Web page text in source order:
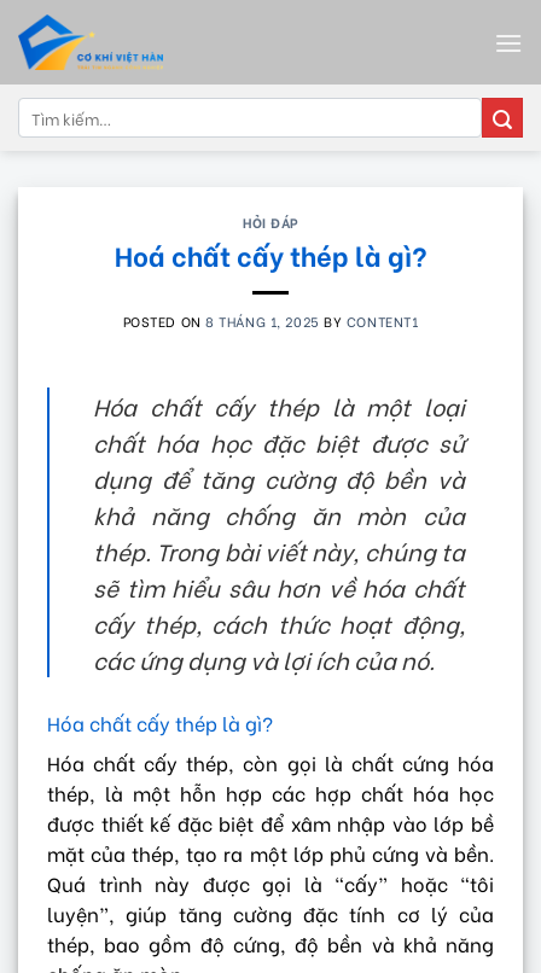
content
Tìm
kiếm:
HỎI ĐÁP
Hoá chất cấy thép là gì?
POSTED ON8 THÁNG 1, 2025 BY CONTENT1
Hóa chất cấy thép là một loại
chất hóa học đặc biệt được sử
dụng để tăng cường độ bền và
khả năng chống ăn mòn của
thép. Trong bài viết này, chúng ta
sẽ tìm hiểu sâu hơn về hóa chất
cấy thép, cách thức hoạt động,
các ứng dụng và lợi ích của nó.
Hóa chất cấy thép là gì?
Hóa chất cấy thép, còn gọi là chất cứng hóa
thép, là một hỗn hợp các hợp chất hóa học
được thiết kế đặc biệt để xâm nhập vào lớp bề
mặt của thép, tạo ra một lớp phủ cứng và bền.
Quá trình này được gọi là “cấy” hoặc “tôi
luyện”, giúp tăng cường đặc tính cơ lý của
thép, bao gồm độ cứng, độ bền và khả năng